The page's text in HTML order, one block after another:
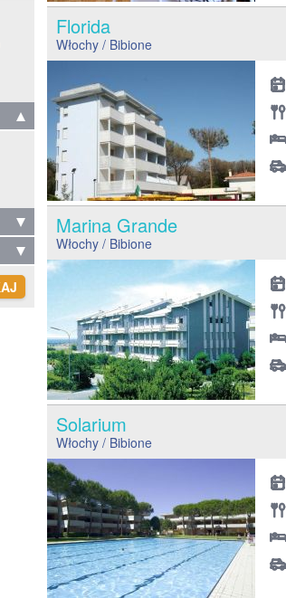
Florida
Włochy / Bibione
Marina Grande
Włochy / Bibione
Solarium
Włochy / Bibione